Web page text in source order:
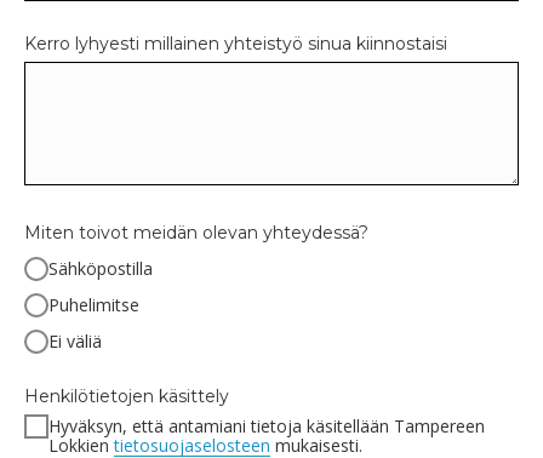
Kerro lyhyesti millainen yhteistyö sinua kiinnostaisi
Miten toivot meidän olevan yhteydessä?
Sähköpostilla
Puhelimitse
Ei väliä
Henkilötietojen käsittely
Hyväksyn, että antamiani tietoja käsitellään Tampereen
Lokkientietosuojaselosteen mukaisesti.